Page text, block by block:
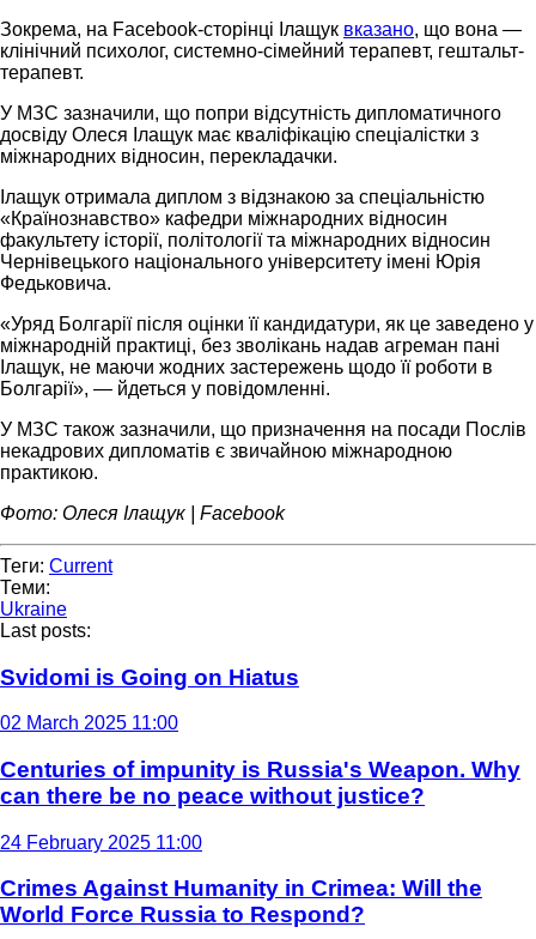
Зокрема, на Facebook-сторінці Ілащук вказано, що вона —
клінічний психолог, системно-сімейний терапевт, гештальт-
терапевт.
У МЗС зазначили, що попри відсутність дипломатичного
досвіду Олеся Ілащук має кваліфікацію спеціалістки з
міжнародних відносин, перекладачки.
Ілащук отримала диплом з відзнакою за спеціальністю
«Країнознавство» кафедри міжнародних відносин
факультету історії, політології та міжнародних відносин
Чернівецького національного університету імені Юрія
Федьковича.
«Уряд Болгарії після оцінки її кандидатури, як це заведено у
міжнародній практиці, без зволікань надав агреман пані
Ілащук, не маючи жодних застережень щодо її роботи в
Болгарії», — йдеться у повідомленні.
У МЗС також зазначили, що призначення на посади Послів
некадрових дипломатів є звичайною міжнародною
практикою.
Фото: Олеся Ілащук | Facebook
Теги: Current
Теми:
Ukraine
Last posts:
Svidomi is Going on Hiatus
02 March 2025 11:00
Centuries of impunity is Russia's Weapon. Why
can there be no peace without justice?
24 February 2025 11:00
Crimes Against Humanity in Crimea: Will the
World Force Russia to Respond?